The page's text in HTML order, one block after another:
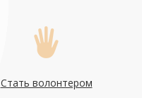
Стать волонтером